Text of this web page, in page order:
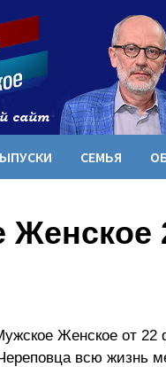
СЕМЬЯ
Женское
Женское от 22
всю жизнь